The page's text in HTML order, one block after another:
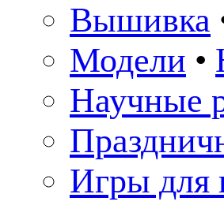
Вышивка
Модели •
Научные
Игры для